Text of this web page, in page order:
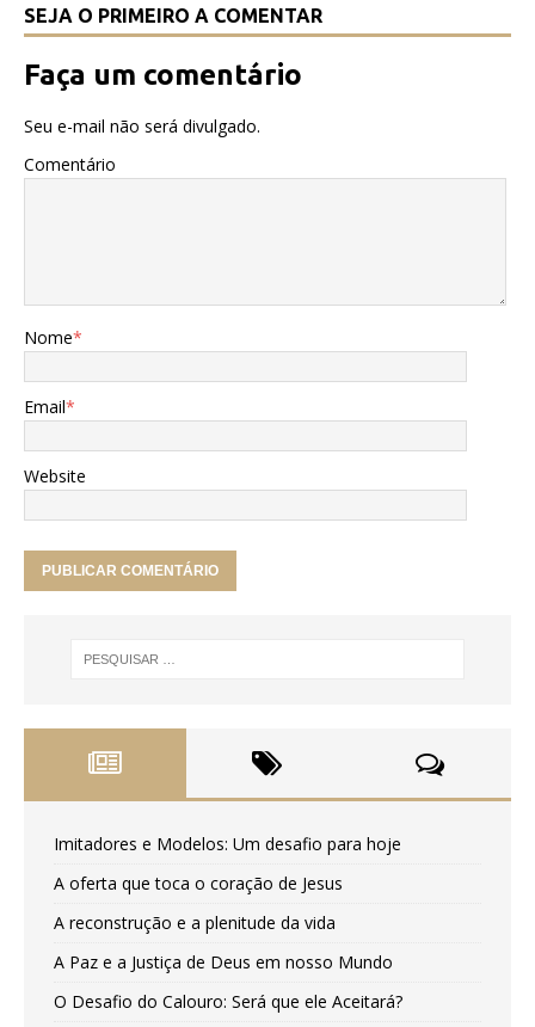
SEJA O PRIMEIRO A COMENTAR
Faça um comentário
Seu e-mail não será divulgado.
Comentário
Nome*
Email*
Website
Imitadores e Modelos: Um desafio para hoje
A oferta que toca o coração de Jesus
A reconstrução e a plenitude da vida
A Paz e a Justiça de Deus em nosso Mundo
O Desafio do Calouro: Será que ele Aceitará?